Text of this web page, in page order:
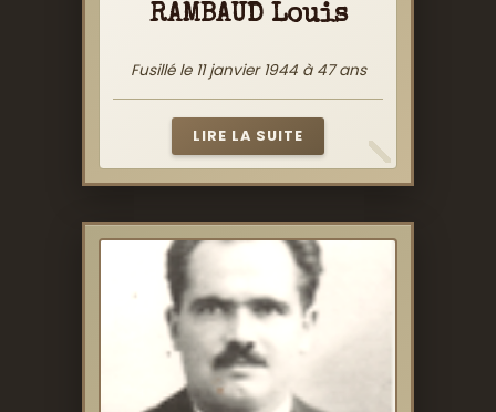
RAMBAUD Louis
Fusillé le 11 janvier 1944 à 47 ans
LIRE LA SUITE